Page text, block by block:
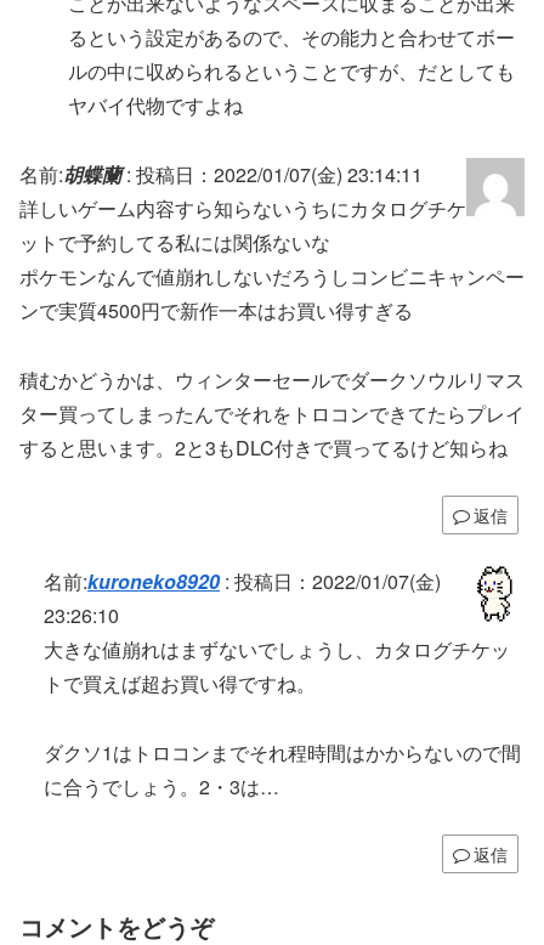
るという設定があるので、その能力と合わせてボー
ルの中に収められるということですが、だとしても
ヤバイ代物ですよね
名前:胡蝶蘭: 投稿日：2022/01/07(金) 23:14:11
詳しいゲーム内容すら知らないうちにカタログチケ
ットで予約してる私には関係ないな
ポケモンなんで値崩れしないだろうしコンビニキャンペー
ンで実質4500円で新作一本はお買い得すぎる
積むかどうかは、ウィンターセールでダークソウルリマス
ター買ってしまったんでそれをトロコンできてたらプレイ
すると思います。2と3もDLC付きで買ってるけど知らね
返信
名前:kuroneko8920: 投稿日：2022/01/07(金)
23:26:10
大きな値崩れはまずないでしょうし、カタログチケッ
トで買えば超お買い得ですね。
ダクソ1はトロコンまでそれ程時間はかからないので間
に合うでしょう。2・3は…
返信
コメントをどうぞ